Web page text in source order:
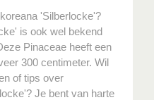
'Silberlocke'?
is ook wel bekend
Pinaceae heeft een
300 centimeter. Wil
of tips over
Je bent van harte